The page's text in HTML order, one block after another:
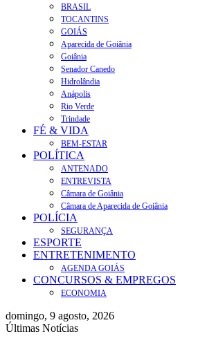
BRASIL
TOCANTINS
GOIÁS
Aparecida de Goiânia
Goiânia
Senador Canedo
Hidrolândia
Anápolis
Rio Verde
Trindade
FÉ & VIDA
BEM-ESTAR
POLÍTICA
ANTENADO
ENTREVISTA
Câmara de Goiânia
Câmara de Aparecida de Goiânia
POLÍCIA
SEGURANÇA
ESPORTE
ENTRETENIMENTO
AGENDA GOIÁS
CONCURSOS & EMPREGOS
ECONOMIA
domingo, 9 agosto, 2026
Últimas Notícias